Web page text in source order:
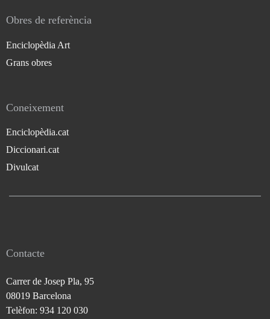
Obres de referència
Enciclopèdia Art
Grans obres
Coneixement
Enciclopèdia.cat
Diccionari.cat
Divulcat
Contacte
Carrer de Josep Pla, 95
08019 Barcelona
Telèfon: 934 120 030